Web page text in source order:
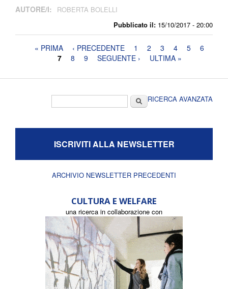
Pubblicato il: 15/10/2017 - 20:00
AUTORE/I: ROBERTA BOLELLI
Pagine« PRIMA ‹ PRECEDENTE 1 2 3 4 5
6
7
8 9 SEGUENTE › ULTIMA »
CercaRICERCA AVANZATA
ISCRIVITI ALLA NEWSLETTER
ARCHIVIO NEWSLETTER PRECEDENTI
CULTURA E WELFARE
una ricerca in collaborazione con